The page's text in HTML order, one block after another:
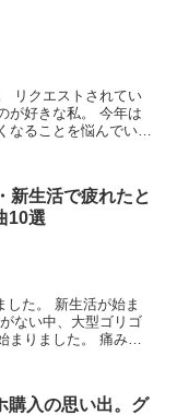
リクエストされてい
が好きな私。 今年は
なることを悩んでいた
新生活で疲れたと
10選
した。 新生活が始ま
ない中、大型ゴリゴ
まりました。 痛み止
購入の思い出。グ